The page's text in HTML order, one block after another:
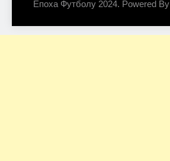
Епоха Футболу 2024. Powered By